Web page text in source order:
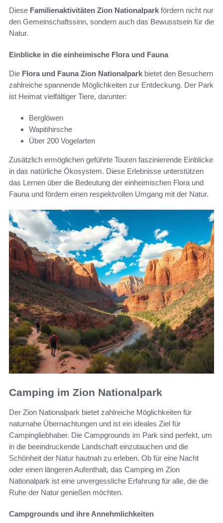
Diese Familienaktivitäten Zion Nationalpark fördern nicht nur
den Gemeinschaftssinn, sondern auch das Bewusstsein für die
Natur.
Einblicke in die einheimische Flora und Fauna
Die Flora und Fauna Zion Nationalpark bietet den Besuchern
zahlreiche spannende Möglichkeiten zur Entdeckung. Der Park
ist Heimat vielfältiger Tiere, darunter:
Berglöwen
Wapitihirsche
Über 200 Vogelarten
Zusätzlich ermöglichen geführte Touren faszinierende Einblicke
in das natürliche Ökosystem. Diese Erlebnisse unterstützen
das Lernen über die Bedeutung der einheimischen Flora und
Fauna und fördern einen respektvollen Umgang mit der Natur.
Camping im Zion Nationalpark
Der Zion Nationalpark bietet zahlreiche Möglichkeiten für
naturnahe Übernachtungen und ist ein ideales Ziel für
Campingliebhaber. Die Campgrounds im Park sind perfekt, um
in die beeindruckende Landschaft einzutauchen und die
Schönheit der Natur hautnah zu erleben. Ob für eine Nacht
oder einen längeren Aufenthalt, das Camping im Zion
Nationalpark ist eine unvergessliche Erfahrung für alle, die die
Ruhe der Natur genießen möchten.
Campgrounds und ihre Annehmlichkeiten